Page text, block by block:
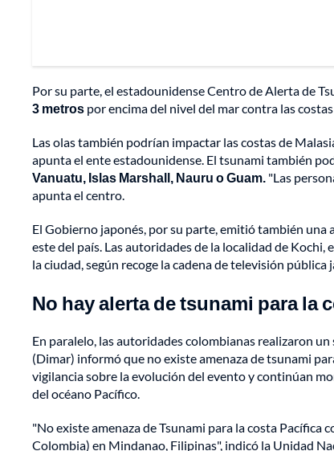
Por su parte, el estadounidense Centro de Alerta de
3 metros por encima del nivel del mar contra las
Las olas también podrían impactar las costas de
apunta el ente estadounidense. El tsunami también
Vanuatu, Islas Marshall, Nauru o Guam. "Las
apunta el centro.
El Gobierno japonés, por su parte, emitió también una
este del país. Las autoridades de la localidad de Kochi,
la ciudad, según recoge la cadena de televisión pública
No hay alerta de tsunami para la
En paralelo, las autoridades colombianas realizaron
(Dimar) informó que no existe amenaza de tsunami
vigilancia sobre la evolución del evento y continúan
del océano Pacífico.
"No existe amenaza de Tsunami para la costa Pacífica
Colombia) en Mindanao, Filipinas", indicó la Unidad